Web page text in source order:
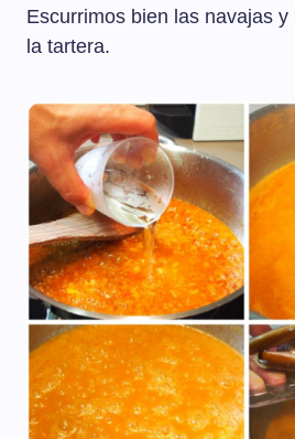
Escurrimos bien las navajas
la tartera.